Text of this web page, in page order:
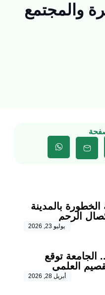
والمجتمع
بالمدينة
الرحم
يوليو 23, 2026
الجامعة توقع
العلمي
أبريل 28, 2026